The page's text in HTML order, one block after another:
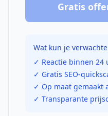
Gratis
Wat kun je
✓ Reactie binnen 24
✓ Gratis SEO-
✓ Op maat gemaakt
✓ Transparante